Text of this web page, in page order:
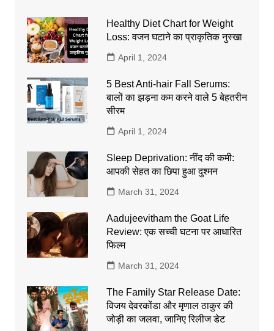
Healthy Diet Chart for Weight
Loss: वजन घटाने का प्राकृतिक नुस्खा
April 1, 2024
5 Best Anti-hair Fall Serums:
बालों का झड़ना कम करने वाले 5 बेहतरीन
सीरम
April 1, 2024
Sleep Deprivation: नींद की कमी:
आपकी सेहत का छिपा हुआ दुश्मन
March 31, 2024
Aadujeevitham the Goat Life
Review: एक सच्ची घटना पर आधारित
फिल्म
March 31, 2024
The Family Star Release Date:
विजय देवरकोंडा और मृणाल ठाकुर की
जोड़ी का जलवा, जानिए रिलीज डेट